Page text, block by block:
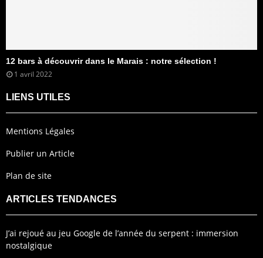
12 bars à découvrir dans le Marais : notre sélection !
1 avril 2022
LIENS UTILES
Mentions Légales
Publier un Article
Plan de site
ARTICLES TENDANCES
J’ai rejoué au jeu Google de l’année du serpent : immersion
nostalgique